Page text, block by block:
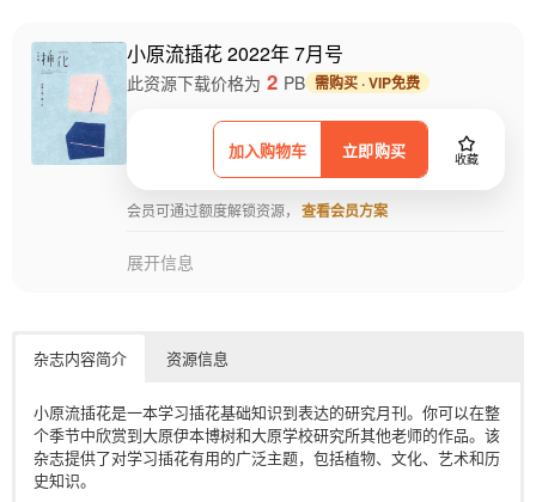
小原流插花 2022年 7月号
加入购物车 立即购买 收藏
此资源下载价格为 2 PB 需购买 · VIP免费
会员可通过额度解锁资源， 查看会员方案
展开信息
杂志内容简介 资源信息
小原流插花是一本学习插花基础知识到表达的研究月刊。你可以在整
个季节中欣赏到大原伊本博树和大原学校研究所其他老师的作品。该
杂志提供了对学习插花有用的广泛主题，包括植物、文化、艺术和历
史知识。